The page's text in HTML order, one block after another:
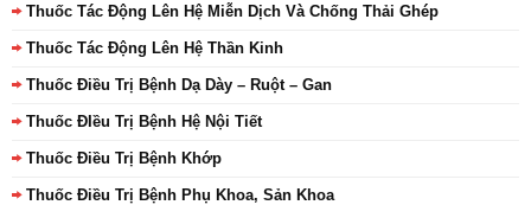
Thuốc Tác Động Lên Hệ Miễn Dịch Và Chống Thải Ghép
Thuốc Tác Động Lên Hệ Thần Kinh
Thuốc Điều Trị Bệnh Dạ Dày – Ruột – Gan
Thuốc ĐIều Trị Bệnh Hệ Nội Tiết
Thuốc Điều Trị Bệnh Khớp
Thuốc Điều Trị Bệnh Phụ Khoa, Sản Khoa